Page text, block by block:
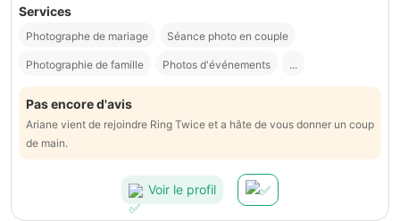
Services
Photographe de mariage Séance photo en couple
Photographie de famille Photos d'événements ...
Pas encore d'avis
Ariane vient de rejoindre Ring Twice et a hâte de vous donner un coup
de main.
Voir le profil